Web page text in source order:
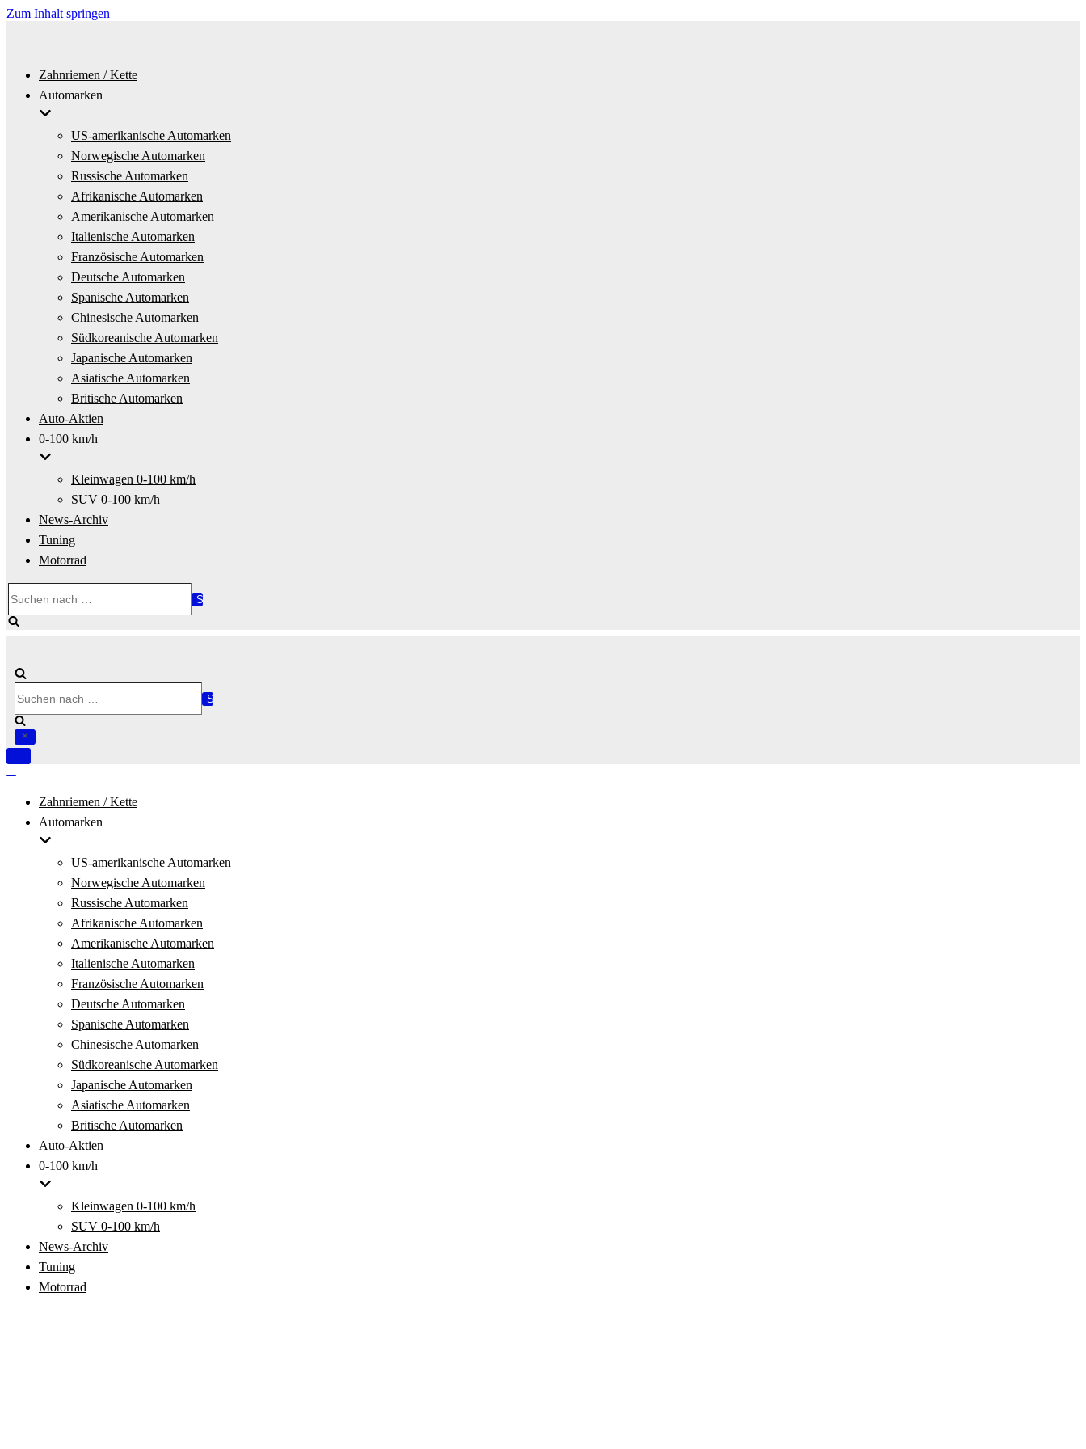
Zum Inhalt springen
Zahnriemen / Kette
Automarken
US-amerikanische Automarken
Norwegische Automarken
Russische Automarken
Afrikanische Automarken
Amerikanische Automarken
Italienische Automarken
Französische Automarken
Deutsche Automarken
Spanische Automarken
Chinesische Automarken
Südkoreanische Automarken
Japanische Automarken
Asiatische Automarken
Britische Automarken
Auto-Aktien
0-100 km/h
Kleinwagen 0-100 km/h
SUV 0-100 km/h
News-Archiv
Tuning
Motorrad
nach …
nach …
Navigation
Zahnriemen / Kette
Automarken
US-amerikanische Automarken
Norwegische Automarken
Russische Automarken
Afrikanische Automarken
Amerikanische Automarken
Italienische Automarken
Französische Automarken
Deutsche Automarken
Spanische Automarken
Chinesische Automarken
Südkoreanische Automarken
Japanische Automarken
Asiatische Automarken
Britische Automarken
Auto-Aktien
0-100 km/h
Kleinwagen 0-100 km/h
SUV 0-100 km/h
News-Archiv
Tuning
Motorrad